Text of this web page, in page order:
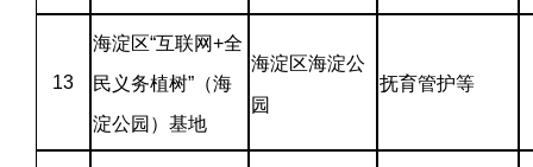
13
海淀区“互联网+全
民义务植树”（海
淀公园）基地
海淀区海淀公
园
抚育管护等